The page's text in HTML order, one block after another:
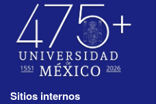
Sitios internos